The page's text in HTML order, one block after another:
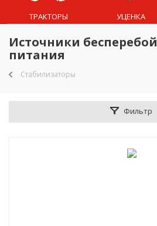
ТРАКТОРЫ УЦЕНКА
Источники
питания
Стабилизаторы
Фильтр